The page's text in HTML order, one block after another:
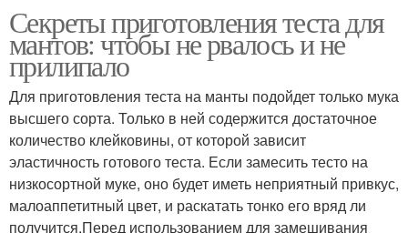
Секреты приготовления теста для
мантов: чтобы не рвалось и не
прилипало
Для приготовления теста на манты подойдет только мука
высшего сорта. Только в ней содержится достаточное
количество клейковины, от которой зависит
эластичность готового теста. Если замесить тесто на
низкосортной муке, оно будет иметь неприятный привкус,
малоаппетитный цвет, и раскатать тонко его вряд ли
получится.Перед использованием для замешивания